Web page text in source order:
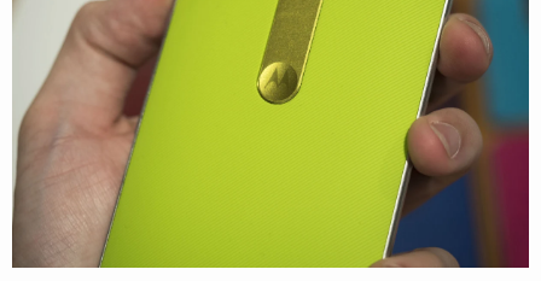
YouTube
Twitter
Foro